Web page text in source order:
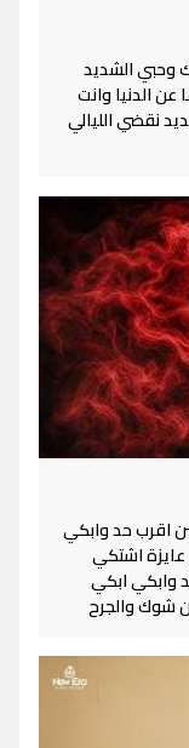
وحبي الشديد
الدنيا وانت
نقضي الليالي
اقرب حد وابكي
اشتكي
ابكي
شوك والجرح